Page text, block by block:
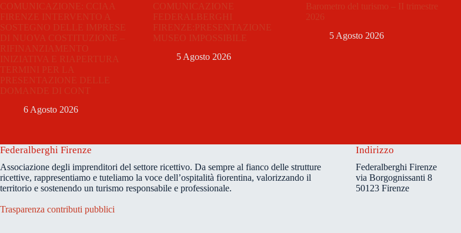
COMUNICAZIONE: CCIAA
FIRENZE INTERVENTO A
SOSTEGNO DELLE IMPRESE
DI NUOVA COSTITUZIONE –
RIFINANZIAMENTO
INIZIATIVA E RIAPERTURA
TERMINI PER LA
PRESENTAZIONE DELLE
DOMANDE DI CONT
6 Agosto 2026
COMUNICAZIONE
FEDERALBERGHI
FIRENZE:PRESENTAZIONE
MUSEO IMPOSSIBILE
5 Agosto 2026
Barometro del turismo – II trimestre
2026
5 Agosto 2026
Federalberghi Firenze
Associazione degli imprenditori del settore ricettivo. Da sempre al fianco delle strutture
ricettive, rappresentiamo e tuteliamo la voce dell’ospitalità fiorentina, valorizzando il
territorio e sostenendo un turismo responsabile e professionale.
Trasparenza contributi pubblici
Indirizzo
Federalberghi Firenze
via Borgognissanti 8
50123 Firenze